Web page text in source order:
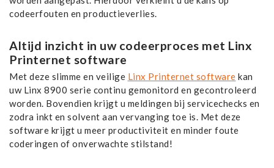
codeerfouten en productieverlies.
Altijd inzicht in uw codeerproces met Linx
Printernet software
Met deze slimme en veilige Linx Printernet software kan
uw Linx 8900 serie continu gemonitord en gecontroleerd
worden. Bovendien krijgt u meldingen bij servicechecks en
zodra inkt en solvent aan vervanging toe is. Met deze
software krijgt u meer productiviteit en minder foute
coderingen of onverwachte stilstand!